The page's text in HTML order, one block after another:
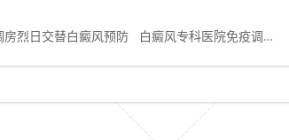
房烈日交替白癜风预防 白癜风专科医院免疫调节科普